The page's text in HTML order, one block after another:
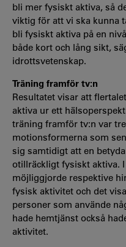
bli mer fysiskt aktiva, så
viktig för att vi ska kunna
bli fysiskt aktiva på en
både kort och lång sikt,
idrottsvetenskap.
Träning framför tv:n
Resultatet visar att
aktiva ur ett
träning framför tv:n var
motionsformerna som
sig samtidigt att en
otillräckligt fysiskt aktiva.
möjliggjorde respektive
fysisk aktivitet och det
personer som använde
hade hemtjänst också
aktivitet.